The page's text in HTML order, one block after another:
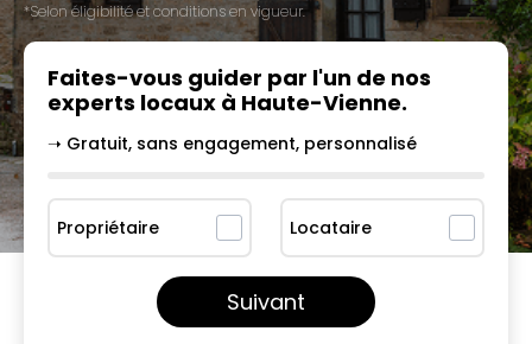
*Selon éligibilité et conditions en vigueur.
Faites-vous guider par l'un de nos
experts locaux à Haute-Vienne.
➝ Gratuit, sans engagement, personnalisé
Propriétaire Locataire
Suivant